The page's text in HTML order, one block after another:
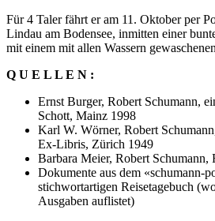
Für 4 Taler fährt er am 11. Oktober per
Lindau am Bodensee, inmitten einer
mit einem mit allen Wassern
Q U E L L E N :
Ernst Burger, Robert Schumann,
Schott, Mainz 1998
Karl W. Wörner, Robert
Ex-Libris, Zürich 1949
Barbara Meier, Robert
Dokumente aus dem «schumann-
stichwortartigen Reisetagebuch
Ausgaben auflistet)